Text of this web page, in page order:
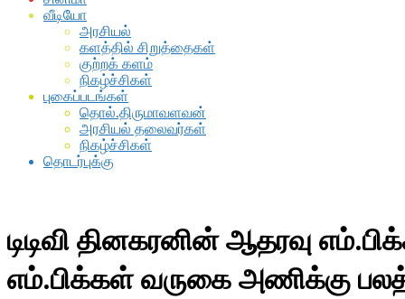
வீடியோ
அரசியல்
களத்தில் சிறுத்தைகள்
குற்றக் களம்
நிகழ்ச்சிகள்
புகைப்படங்கள்
தொல்.திருமாவளவன்
அரசியல் தலைவர்கள்
நிகழ்ச்சிகள்
தொடர்புக்கு
டிடிவி தினகரனின் ஆதரவு
எம்.பிக்கள் வருகை அணிக்கு